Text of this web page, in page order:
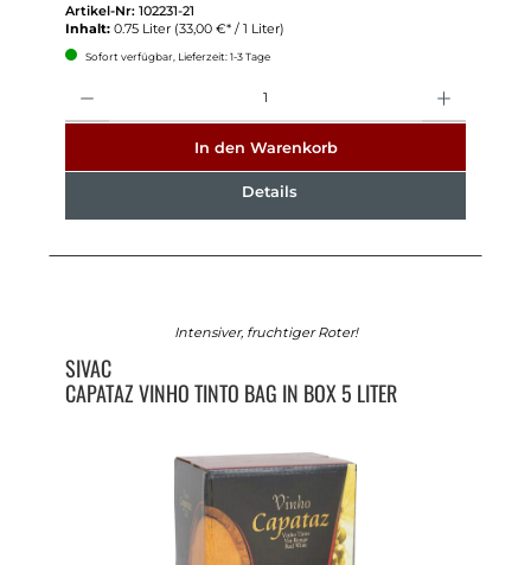
Artikel-Nr: 102231-21
Inhalt: 0.75 Liter (33,00 €* / 1 Liter)
Sofort verfügbar, Lieferzeit: 1-3 Tage
In den Warenkorb
Details
Intensiver, fruchtiger Roter!
SIVAC
CAPATAZ VINHO TINTO BAG IN BOX 5 LITER